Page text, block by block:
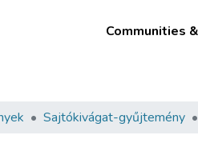
Communities
Sajtókivágat-gyűjtemény